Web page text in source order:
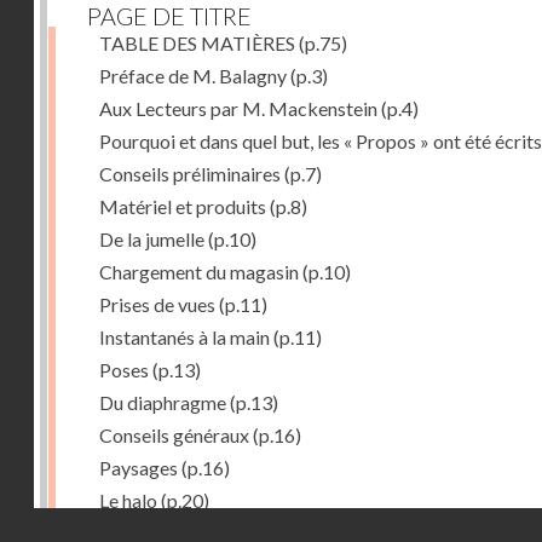
PAGE DE TITRE
TABLE DES MATIÈRES (p.75)
Préface de M. Balagny(p.3)
Aux Lecteurs par M. Mackenstein(p.4)
Pourquoi et dans quel but, les « Propos » ont été écrits
Conseils préliminaires (p.7)
Matériel et produits (p.8)
De la jumelle(p.10)
Chargement du magasin(p.10)
Prises de vues (p.11)
Instantanés à la main(p.11)
Poses (p.13)
Du diaphragme(p.13)
Conseils généraux(p.16)
Paysages (p.16)
Le halo (p.20)